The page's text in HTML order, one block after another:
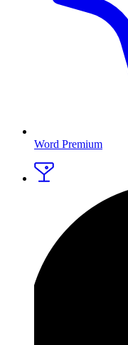
Word Premium